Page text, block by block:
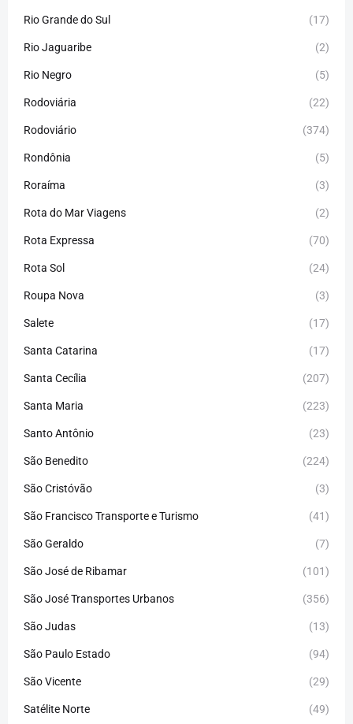
Rio Grande do Sul (17)
Rio Jaguaribe (2)
Rio Negro (5)
Rodoviária (22)
Rodoviário (374)
Rondônia (5)
Roraíma (3)
Rota do Mar Viagens (2)
Rota Expressa (70)
Rota Sol (24)
Roupa Nova (3)
Salete (17)
Santa Catarina (17)
Santa Cecília (207)
Santa Maria (223)
Santo Antônio (23)
São Benedito (224)
São Cristóvão (3)
São Francisco Transporte e Turismo (41)
São Geraldo (7)
São José de Ribamar (101)
São José Transportes Urbanos (356)
São Judas (13)
São Paulo Estado (94)
São Vicente (29)
Satélite Norte (49)